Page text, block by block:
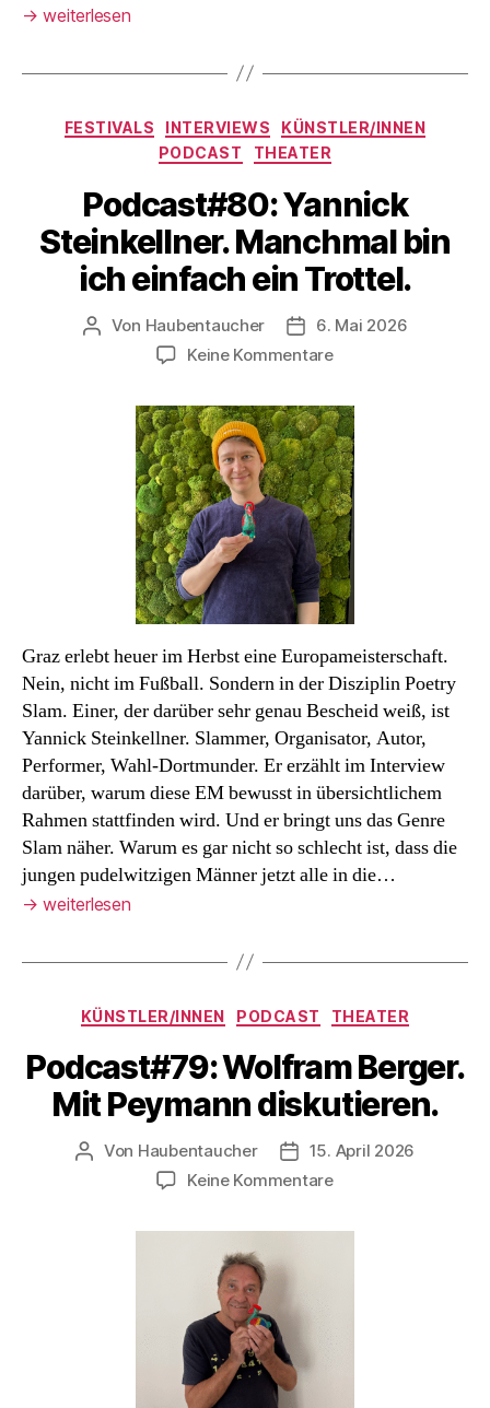
→ weiterlesen
Kategorien
FESTIVALS INTERVIEWS
KÜNSTLER/INNEN
PODCAST
THEATER
Podcast#80: Yannick
Steinkellner. Manchmal bin
ich einfach ein Trottel.
Beitragsautor
Von Haubentaucher Veröffentlichungsdatum
6. Mai 2026
Keine Kommentarezu
Yannick
Steinkellner.
Manchmal
bin
ich
einfach
ein
Trottel.
Graz erlebt heuer im Herbst eine Europameisterschaft.
Nein, nicht im Fußball. Sondern in der Disziplin Poetry
Slam. Einer, der darüber sehr genau Bescheid weiß, ist
Yannick Steinkellner. Slammer, Organisator, Autor,
Performer, Wahl-Dortmunder. Er erzählt im Interview
darüber, warum diese EM bewusst in übersichtlichem
Rahmen stattfinden wird. Und er bringt uns das Genre
Slam näher. Warum es gar nicht so schlecht ist, dass die
jungen pudelwitzigen Männer jetzt alle in die…
→ weiterlesen
Kategorien
KÜNSTLER/INNEN PODCAST THEATER
Podcast#79: Wolfram Berger.
Mit Peymann diskutieren.
Beitragsautor
Von Haubentaucher Veröffentlichungsdatum
15. April 2026
Keine Kommentarezu
Wolfram